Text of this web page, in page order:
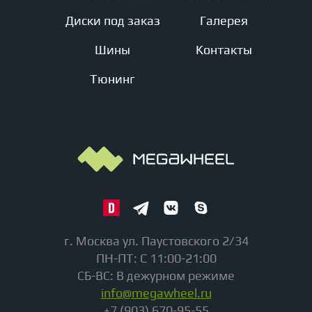
Диски под заказ
Шины
Тюнинг
Галерея
Контакты
г. Москва ул. Паустовского 2/34
ПН-ПТ: С 11:00-21:00
СБ-ВС: В дежурном режиме
info@megawheel.ru